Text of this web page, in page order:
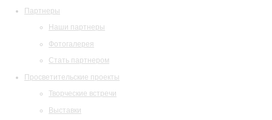
Партнеры
Наши партнеры
Фотогалерея
Стать партнером
Просветительские проекты
Творческие встречи
Выставки